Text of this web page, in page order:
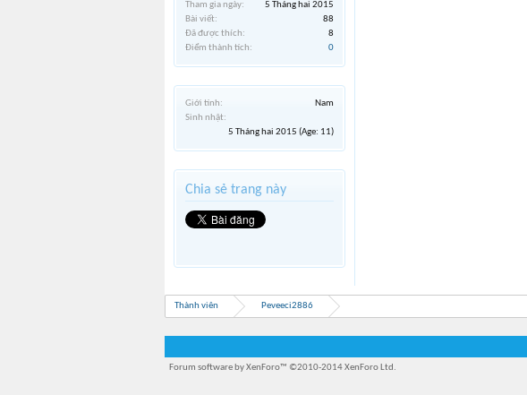
Tham gia ngày:
5 Tháng hai 2015
Bài viết:
88
Đã được thích:
8
Điểm thành tích:
0
Giới tính:
Nam
Sinh nhật:
5 Tháng hai 2015 (Age: 11)
Chia sẻ trang này
Thành viên Peveeci2886
Forum software by XenForo™ ©2010-2014 XenForo Ltd.